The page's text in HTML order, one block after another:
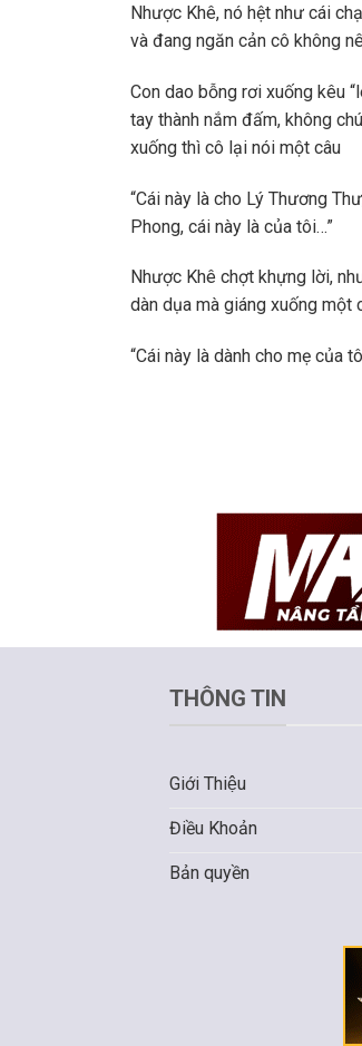
Nhược Khê, nó hệt như cái
và đang ngăn cản cô không
Con dao bỗng rơi xuống kêu
tay thành nắm đấm, không
xuống thì cô lại nói một câu
“Cái này là cho Lý Thương
Phong, cái này là của tôi…”
Nhược Khê chợt khựng lời,
dàn dụa mà giáng xuống
“Cái này là dành cho mẹ của
THÔNG TIN
Giới Thiệu
Điều Khoản
Bản quyền